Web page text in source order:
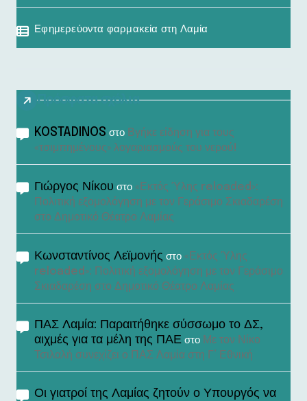
Εφημερεύοντα φαρμακεία στη Λαμία
Πρόσφατα σχόλια
KOSTADINOS στο Βγήκε είδηση για τους
«τσιμπημένους» λογαριασμούς του νερού!
Γιώργος Νίκου στο «Εκτός Ύλης reloaded»:
Πολιτική εξομολόγηση με τον Γεράσιμο Σκιαδαρέση
στο Δημοτικό Θέατρο Λαμίας
Κωνσταντίνος Λεϊμονής στο «Εκτός Ύλης
reloaded»: Πολιτική εξομολόγηση με τον Γεράσιμο
Σκιαδαρέση στο Δημοτικό Θέατρο Λαμίας
ΠΑΣ Λαμία: Παραιτήθηκε σύσσωμο το ΔΣ,
αιχμές για τα μέλη της ΠΑΕ στο Με τον Νίκο
Τσιλαλή συνεχίζει ο ΠΑΣ Λαμία στη Γ’ Εθνική
Οι γιατροί της Λαμίας ζητούν ο Υπουργός να